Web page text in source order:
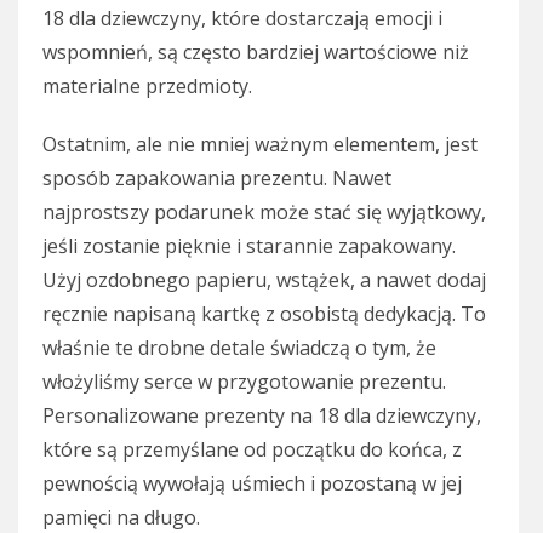
18 dla dziewczyny, które dostarczają emocji i
wspomnień, są często bardziej wartościowe niż
materialne przedmioty.
Ostatnim, ale nie mniej ważnym elementem, jest
sposób zapakowania prezentu. Nawet
najprostszy podarunek może stać się wyjątkowy,
jeśli zostanie pięknie i starannie zapakowany.
Użyj ozdobnego papieru, wstążek, a nawet dodaj
ręcznie napisaną kartkę z osobistą dedykacją. To
właśnie te drobne detale świadczą o tym, że
włożyliśmy serce w przygotowanie prezentu.
Personalizowane prezenty na 18 dla dziewczyny,
które są przemyślane od początku do końca, z
pewnością wywołają uśmiech i pozostaną w jej
pamięci na długo.